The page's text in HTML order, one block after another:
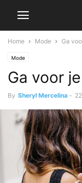
Home Mode Ga
Mode
Ga voor
By Sheryl Mercelina -